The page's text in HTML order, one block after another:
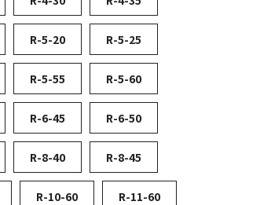
R-5-20 R-5-25
R-5-55 R-5-60
R-6-45 R-6-50
R-8-40 R-8-45
R-10-60 R-11-60